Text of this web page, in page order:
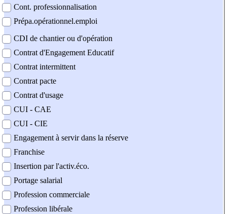
Cont. professionnalisation
Prépa.opérationnel.emploi
CDI de chantier ou d'opération
Contrat d'Engagement Educatif
Contrat intermittent
Contrat pacte
Contrat d'usage
CUI - CAE
CUI - CIE
Engagement à servir dans la réserve
Franchise
Insertion par l'activ.éco.
Portage salarial
Profession commerciale
Profession libérale